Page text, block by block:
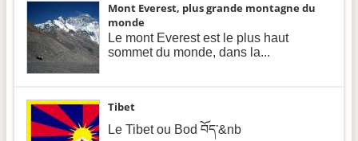
Mont Everest, plus grande montagne du
monde
Le mont Everest est le plus haut
sommet du monde, dans la...
Tibet
Le Tibet ou Bod བོད་&nb